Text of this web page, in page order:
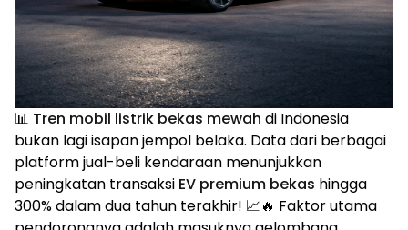
📊 Tren mobil listrik bekas mewah di Indonesia
bukan lagi isapan jempol belaka. Data dari berbagai
platform jual-beli kendaraan menunjukkan
peningkatan transaksi EV premium bekas hingga
300% dalam dua tahun terakhir! 📈🔥 Faktor utama